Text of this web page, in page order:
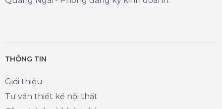
THÔNG TIN
Giới thiệu
Tư vấn thiết kế nội thất